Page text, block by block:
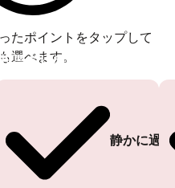
たポイントをタップして
選べます。
る 静かに過
投票ありがとうございます